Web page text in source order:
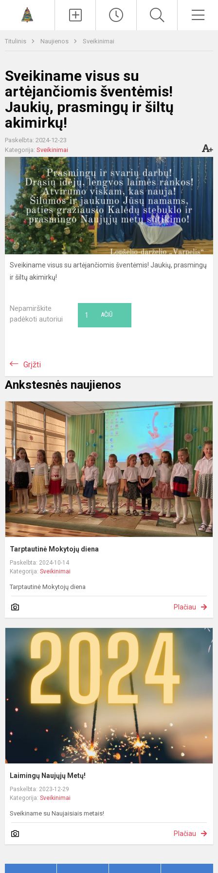
Titulinis Naujienos Sveikinimai
Sveikiname visus su
artėjančiomis šventėmis!
Jaukių, prasmingų ir šiltų
akimirkų!
Paskelbta: 2024-12-23
Kategorija: Sveikinimai
Sveikiname visus su artėjančiomis šventėmis! Jaukių, prasmingų
ir šiltų akimirkų!
Nepamirškite
padėkoti autoriui
AČIŪ
1
Grįžti
Ankstesnės naujienos
Tarptautinė Mokytojų diena
Paskelbta: 2024-10-14
Kategorija: Sveikinimai
Tarptautinė Mokytojų diena
Plačiau
Laimingų Naujųjų Metų!
Paskelbta: 2023-12-29
Kategorija: Sveikinimai
Sveikiname su Naujaisiais metais!
Plačiau